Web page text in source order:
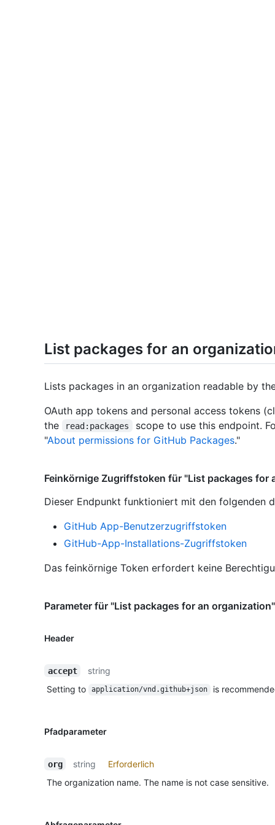
List packages for an
Lists packages in an organization readable by
OAuth app tokens and personal access tokens
the
read:packages
scope to use this endpoint.
"About permissions for GitHub Packages."
Feinkörnige Zugriffstoken für "List packages for
Dieser Endpunkt funktioniert mit den folgenden
GitHub App-Benutzerzugriffstoken
GitHub-App-Installations-Zugriffstoken
Das feinkörnige Token erfordert keine
Parameter für "List packages for an organization"
Header
accept
string
Setting to
application/vnd.github+json is
Pfadparameter
org string
Erforderlich
The organization name. The name is not case sensitive.